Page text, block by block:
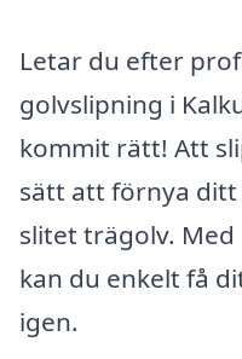
Letar du efter
golvslipning i
kommit rätt! Att
sätt att förnya ditt
slitet trägolv.
kan du enkelt få
igen.